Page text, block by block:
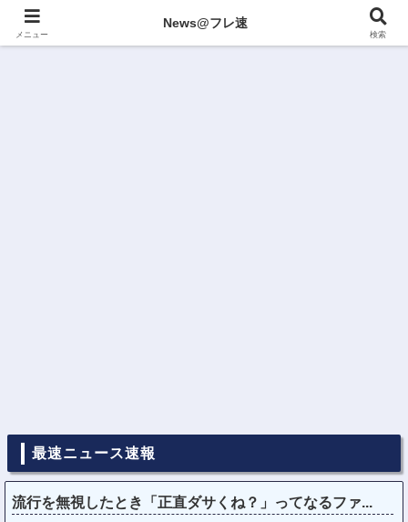
最速ニュース速報
流行を無視したとき「正直ダサくね？」ってなるファ...
メニュー
News@フレ速
検索